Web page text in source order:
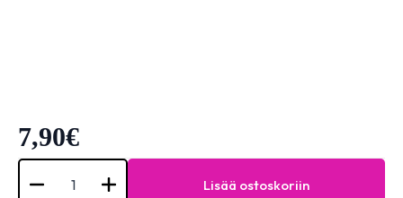
7,90€
Elixir
PRO
Lisää ostoskoriin